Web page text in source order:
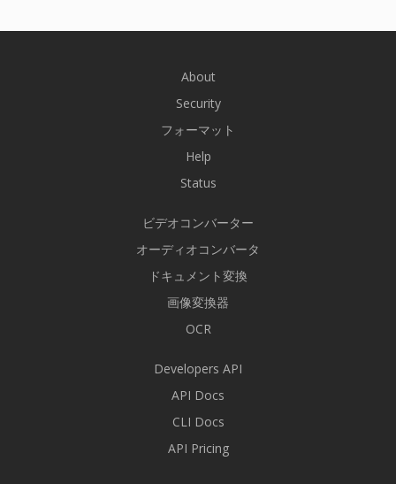
About
Security
フォーマット
Help
Status
ビデオコンバーター
オーディオコンバータ
ドキュメント変換
画像変換器
OCR
Developers API
API Docs
CLI Docs
API Pricing